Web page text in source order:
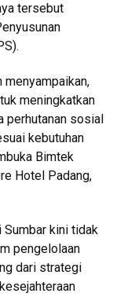
tersebut
menyampaikan,
meningkatkan
perhutanan sosial
kebutuhan
Bimtek
Hotel Padang,
Sumbar kini tidak
pengelolaan
dari strategi